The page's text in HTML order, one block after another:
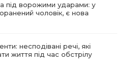
під ворожими ударами: у
чоловік, є нова
несподівані речі, які
життя під час обстрілу